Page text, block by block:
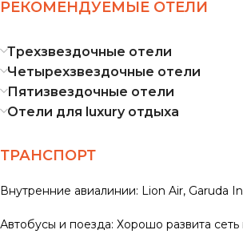
РЕКОМЕНДУЕМЫЕ ОТЕЛИ
Трехзвездочные отели
Четырехзвездочные отели
Пятизвездочные отели
Отели для luxury отдыха
ТРАНСПОРТ
Внутренние авиалинии: Lion Air, Garuda
Автобусы и поезда: Хорошо развита